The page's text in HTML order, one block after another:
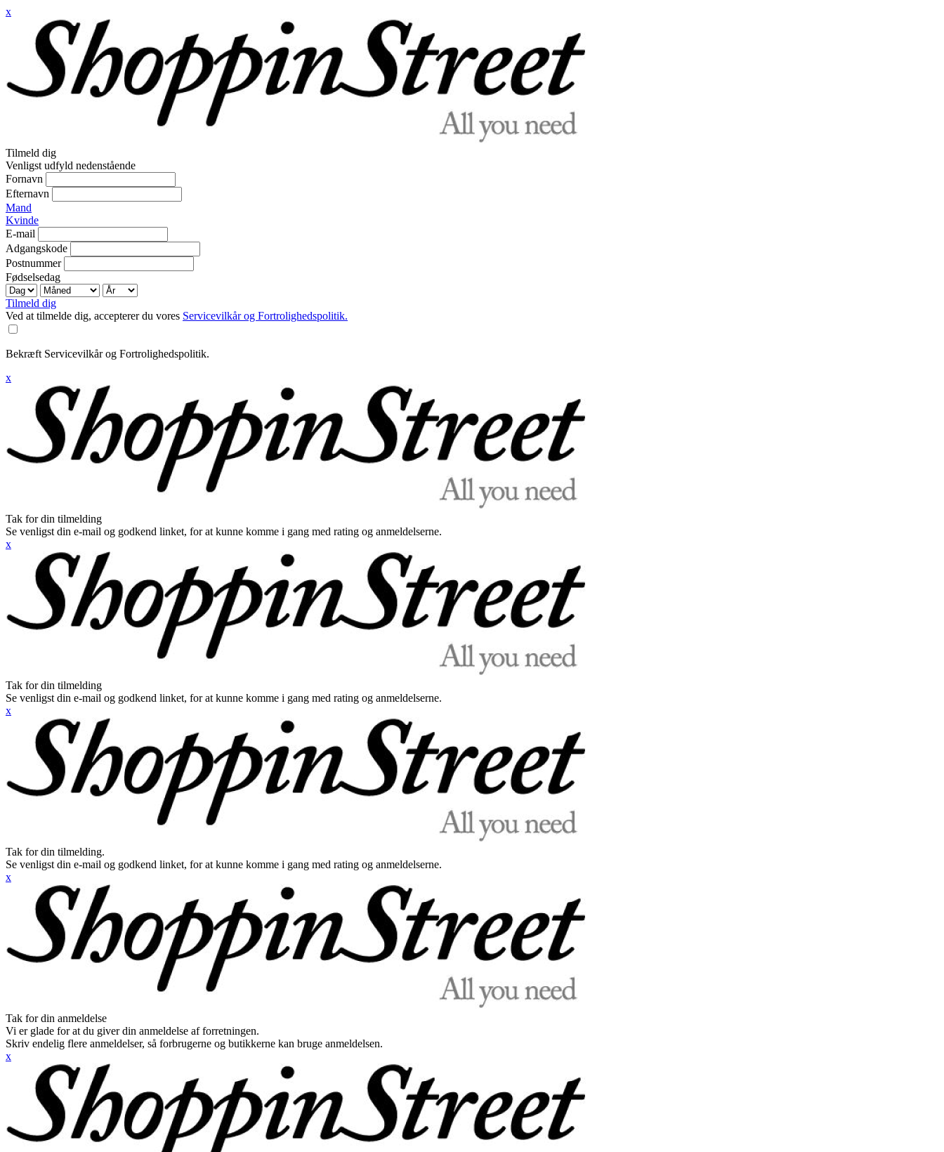
x
Tilmeld dig
Venligst udfyld nedenstående
Fornavn
Efternavn
Mand
Kvinde
E-mail
Adgangskode
Postnummer
Fødselsedag
Tilmeld dig
Ved at tilmelde dig, accepterer du vores Servicevilkår og Fortrolighedspolitik.
Bekræft Servicevilkår og Fortrolighedspolitik.
x
Tak for din tilmelding
Se venligst din e-mail og godkend linket, for at kunne komme i gang med rating og anmeldelserne.
x
Tak for din tilmelding
Se venligst din e-mail og godkend linket, for at kunne komme i gang med rating og anmeldelserne.
x
Tak for din tilmelding.
Se venligst din e-mail og godkend linket, for at kunne komme i gang med rating og anmeldelserne.
x
Tak for din anmeldelse
Vi er glade for at du giver din anmeldelse af forretningen.
Skriv endelig flere anmeldelser, så forbrugerne og butikkerne kan bruge anmeldelsen.
x